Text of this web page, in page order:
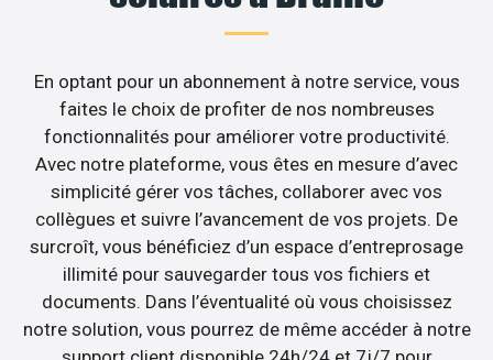
En optant pour un abonnement à notre service, vous
faites le choix de profiter de nos nombreuses
fonctionnalités pour améliorer votre productivité.
Avec notre plateforme, vous êtes en mesure d’avec
simplicité gérer vos tâches, collaborer avec vos
collègues et suivre l’avancement de vos projets. De
surcroît, vous bénéficiez d’un espace d’entreprosage
illimité pour sauvegarder tous vos fichiers et
documents. Dans l’éventualité où vous choisissez
notre solution, vous pourrez de même accéder à notre